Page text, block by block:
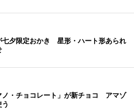
七夕限定おかき 星形・ハート形あられ
ノ・チョコレート」が新チョコ アマゾ